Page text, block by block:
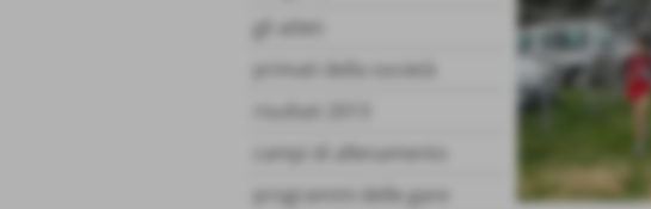
gli atleti
primati della società
risultati 2013
campi di allenamento
programmi delle gare